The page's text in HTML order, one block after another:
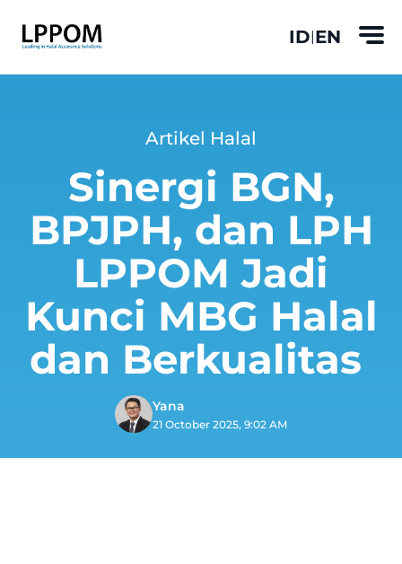
ID|EN
Artikel Halal
Sinergi BGN,
BPJPH, dan LPH
LPPOM Jadi
Kunci MBG Halal
dan Berkualitas
Yana
21 October 2025, 9:02 AM